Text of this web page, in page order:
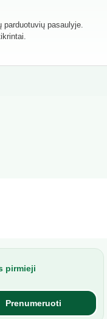
parduotuvių pasaulyje.
pirmieji
Prenumeruoti